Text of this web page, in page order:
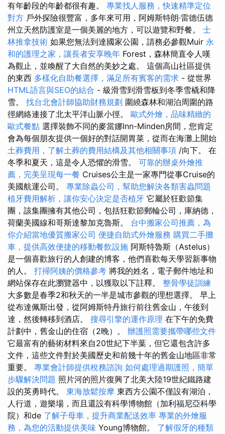
有年齡段的年齡都很有趣。 專業找人服務，快速精準定位
對方 戶外探險很豐富，多年來可用，阿姆斯特朗·雷德伍德
州立天然防護室是一個美麗的地方，可以遊覽和野餐。 士
林推拿技術 如果您無法到達國家公園，請務必參觀Muir 永
和的護理之家，讓長者安享晚年 Forest，森林簡直令人嘆
為觀止，並喚醒了大自然的美妙之處。 這個高山社區提供
的東西 多樣化自助餐選擇，滿足所有賓客的需求 - 從世界
HTML語言與SEO的結合 - 級滑雪到滑雪板到冬季雪橇和降
雪。 找台北會計師協助財務規劃 圍繞森林和湖泊周圍的路
徑網絡連接了北太平洋山脈小徑。 歐式外燴，品味精緻的
歐式餐點 選擇裝飾不同的麥當娜Inn-Minden房間，您肯定
會為每個朋友提供一個好的對話開胃菜，從而在海灘上開始
土葬費用，了解土葬的費用結構及其他相關事項 /向下。 在
冬季和夏天，這是令人恐懼的滑雪。 可靠的辦桌外燴推
薦，完美呈現每一餐 Cruises公主是一家專門從事Cruise的
美國航運公司。 專業除蟲公司，幫助您解決各類害蟲問題
植牙費用解析，讓你安心決定是否植牙 它屬於狂歡節集
團，該集團擁有其他公司，包括狂歡節郵輪​​公司，庫納德，
荷蘭美國線和哥斯達黎加克魯斯。 台中搬家公司推薦，為
你介紹當地優質搬家公司 便捷自助式外燴服務 購買二手攤
車，提供高效便捷的移動餐飲設施 阿斯特魯斯（Astelus）
是一個喜歡旅行的人創建的博客，他們喜歡每天學習新事物
的人。 打掃阿姨的價格參考 將我的姓名，電子郵件地址和
網站保存在此瀏覽器中，以獲取以下註釋。 整骨學徒訓練
大多數是春季2和秋天的一半是城市參觀的理想選擇。 早上
從布達佩斯出發，從阿姆斯特丹旅行前往舊金山，午後到
達，然後轉移到酒店。 搜尋引擎的運作原理 在下午的免費
計劃中，舊金山的住宿（2晚）。 辦護照需要攜帶哪些文件
它最富有的藝術材料來自20世紀下半葉，但它還包含許多
文件，這些文件對於美國歷史和前幾十年的舊金山地區非常
重要。 專業會計師提供稅務諮詢 如何處理過期護照，簡單
步驟解決問題 照片河的照片復興了北美大陸19世紀鐵路建
設的英勇時代。 東海放鬆按摩 東西方公園不僅設有湖泊，
人行道，遊樂場，而且還設有科學博物館（加利福尼亞科學
院）和de 了解子母車，提升商業配送效率 專業的外燴服
務，為您的活動提供美味 Young博物館。 了解假牙的種類